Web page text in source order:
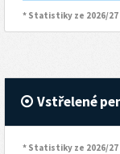
* Statistiky ze 2026/
Vstřelené
* Statistiky ze 2026/